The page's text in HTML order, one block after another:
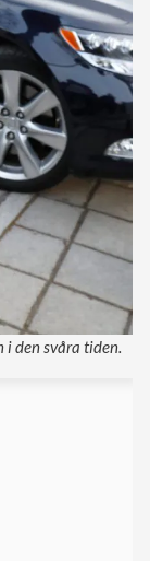
den svåra tiden.